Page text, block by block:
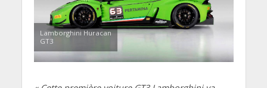
Lamborghini Huracan
GT3